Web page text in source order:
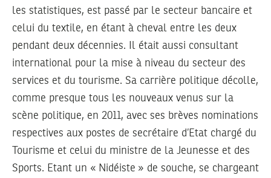
les statistiques, est passé par le secteur bancaire et
celui du textile, en étant à cheval entre les deux
pendant deux décennies. Il était aussi consultant
international pour la mise à niveau du secteur des
services et du tourisme. Sa carrière politique décolle,
comme presque tous les nouveaux venus sur la
scène politique, en 2011, avec ses brèves nominations
respectives aux postes de secrétaire d’Etat chargé du
Tourisme et celui du ministre de la Jeunesse et des
Sports. Etant un « Nidéiste » de souche, se chargeant